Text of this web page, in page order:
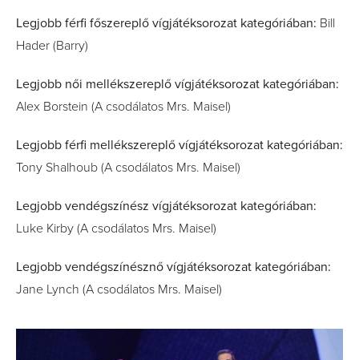
Legjobb férfi főszereplő vígjátéksorozat kategóriában: Bill
Hader (Barry)
Legjobb női mellékszereplő vígjátéksorozat kategóriában:
Alex Borstein (A csodálatos Mrs. Maisel)
Legjobb férfi mellékszereplő vígjátéksorozat kategóriában:
Tony Shalhoub (A csodálatos Mrs. Maisel)
Legjobb vendégszínész vígjátéksorozat kategóriában:
Luke Kirby (A csodálatos Mrs. Maisel)
Legjobb vendégszínésznő vígjátéksorozat kategóriában:
Jane Lynch (A csodálatos Mrs. Maisel)